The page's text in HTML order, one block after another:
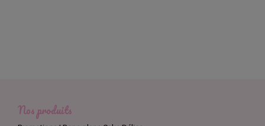
Nos produits